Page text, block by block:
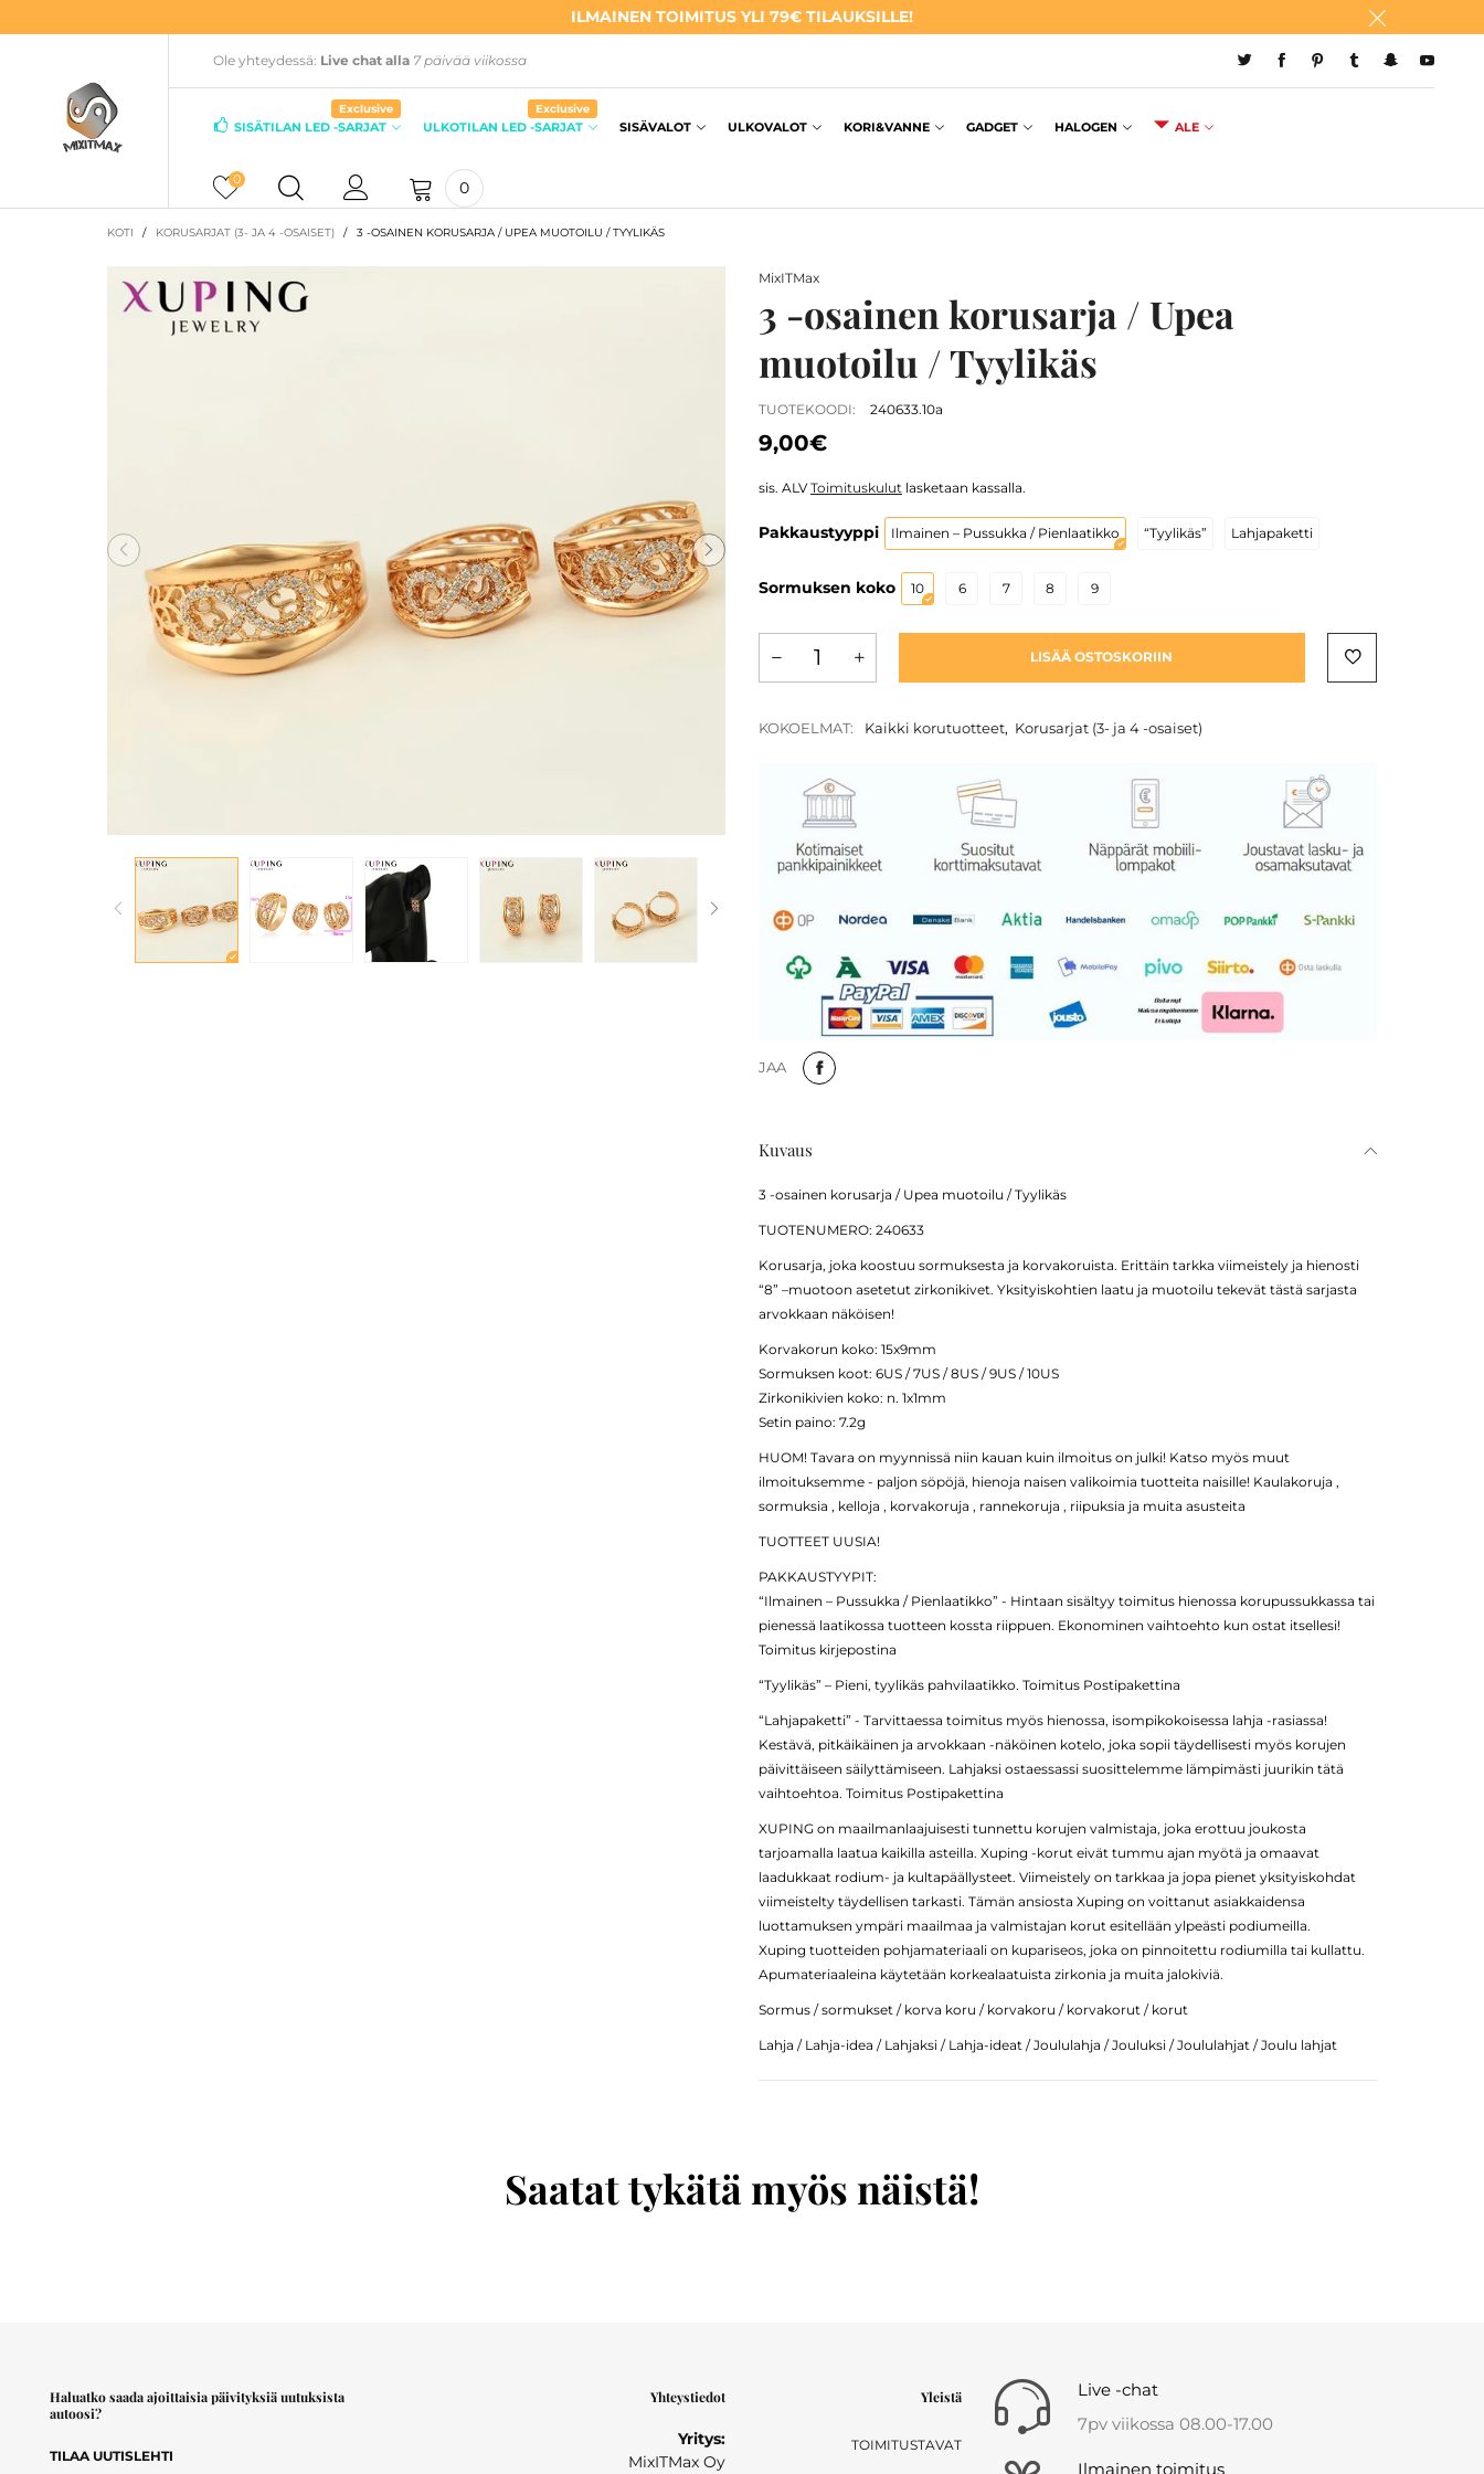
ILMAINEN TOIMITUS YLI 79€ TILAUKSILLE!
Ole yhteydessä: Live chat alla 7 päivää viikossa
SISÄTILAN LED -SARJAT
Exclusive
ULKOTILAN LED -SARJAT
Exclusive
SISÄVALOT ULKOVALOT KORI&VANNE GADGET HALOGEN ALE
0 0
KOTI / KORUSARJAT (3- JA 4 -OSAISET) / 3 -OSAINEN KORUSARJA / UPEA MUOTOILU / TYYLIKÄS
MixITMax
3 -osainen korusarja / Upea
muotoilu / Tyylikäs
TUOTEKOODI: 240633.10a
9,00€
sis. ALVToimituskulut lasketaan kassalla.
Pakkaustyyppi Ilmainen – Pussukka / Pienlaatikko “Tyylikäs” Lahjapaketti
Sormuksen koko 10 6 7 8 9
LISÄÄ OSTOSKORIIN
KOKOELMAT: Kaikki korutuotteet, Korusarjat (3- ja 4 -osaiset)
JAA
Kuvaus
3 -osainen korusarja / Upea muotoilu / Tyylikäs
TUOTENUMERO: 240633
Korusarja, joka koostuu sormuksesta ja korvakoruista. Erittäin tarkka viimeistely ja hienosti
“8” –muotoon asetetut zirkonikivet. Yksityiskohtien laatu ja muotoilu tekevät tästä sarjasta
arvokkaan näköisen!
Korvakorun koko: 15x9mm
Sormuksen koot: 6US / 7US / 8US / 9US / 10US
Zirkonikivien koko: n. 1x1mm
Setin paino: 7.2g
HUOM! Tavara on myynnissä niin kauan kuin ilmoitus on julki! Katso myös muut
ilmoituksemme - paljon söpöjä, hienoja naisen valikoimia tuotteita naisille! Kaulakoruja ,
sormuksia , kelloja , korvakoruja , rannekoruja , riipuksia ja muita asusteita
TUOTTEET UUSIA!
PAKKAUSTYYPIT:
“Ilmainen – Pussukka / Pienlaatikko” - Hintaan sisältyy toimitus hienossa korupussukkassa tai
pienessä laatikossa tuotteen kossta riippuen. Ekonominen vaihtoehto kun ostat itsellesi!
Toimitus kirjepostina
“Tyylikäs” – Pieni, tyylikäs pahvilaatikko. Toimitus Postipakettina
“Lahjapaketti” - Tarvittaessa toimitus myös hienossa, isompikokoisessa lahja -rasiassa!
Kestävä, pitkäikäinen ja arvokkaan -näköinen kotelo, joka sopii täydellisesti myös korujen
päivittäiseen säilyttämiseen. Lahjaksi ostaessassi suosittelemme lämpimästi juurikin tätä
vaihtoehtoa. Toimitus Postipakettina
XUPING on maailmanlaajuisesti tunnettu korujen valmistaja, joka erottuu joukosta
tarjoamalla laatua kaikilla asteilla. Xuping -korut eivät tummu ajan myötä ja omaavat
laadukkaat rodium- ja kultapäällysteet. Viimeistely on tarkkaa ja jopa pienet yksityiskohdat
viimeistelty täydellisen tarkasti. Tämän ansiosta Xuping on voittanut asiakkaidensa
luottamuksen ympäri maailmaa ja valmistajan korut esitellään ylpeästi podiumeilla.
Xuping tuotteiden pohjamateriaali on kupariseos, joka on pinnoitettu rodiumilla tai kullattu.
Apumateriaaleina käytetään korkealaatuista zirkonia ja muita jalokiviä.
Sormus / sormukset / korva koru / korvakoru / korvakorut / korut
Lahja / Lahja-idea / Lahjaksi / Lahja-ideat / Joululahja / Jouluksi / Joululahjat / Joulu lahjat
Saatat tykätä myös näistä!
Haluatko saada ajoittaisia päivityksiä uutuksista
autoosi?
TILAA UUTISLEHTI
Yhteystiedot
Yritys:
MixITMax Oy
Yleistä
TOIMITUSTAVAT
Live -chat
7pv viikossa 08.00-17.00
Ilmainen toimitus